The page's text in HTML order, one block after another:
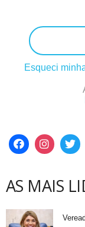
Esqueci
AS MAIS